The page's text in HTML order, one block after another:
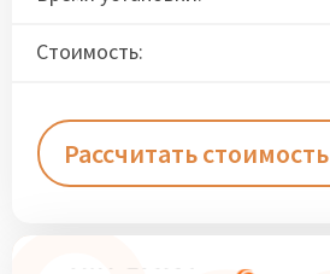
Стоимость:
Рассчитать стоимость